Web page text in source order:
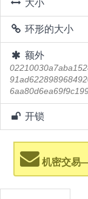
大小
环形的大小
额外
开锁
机密交易